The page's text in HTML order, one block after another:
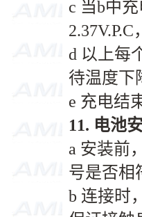
c 当b中
d 以上每
待温度下
e 充电结
11. 电池
a 安装前
号是否相
b 连接时